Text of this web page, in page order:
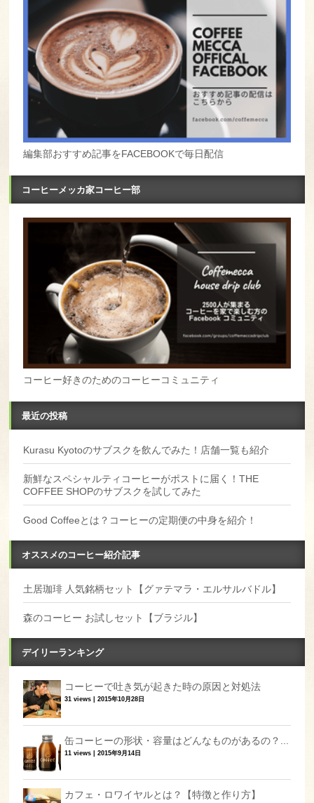
編集部おすすめ記事をFACEBOOKで毎日配信
コーヒーメッカ家コーヒー部
コーヒー好きのためのコーヒーコミュニティ
最近の投稿
Kurasu Kyotoのサブスクを飲んでみた！店舗一覧も紹介
新鮮なスペシャルティコーヒーがポストに届く！THE
COFFEE SHOPのサブスクを試してみた
Good Coffeeとは？コーヒーの定期便の中身を紹介！
オススメのコーヒー紹介記事
土居珈琲 人気銘柄セット【グァテマラ・エルサルバドル】
森のコーヒー お試しセット【ブラジル】
デイリーランキング
コーヒーで吐き気が起きた時の原因と対処法
31 views |2015年10月28日
缶コーヒーの形状・容量はどんなものがあるの？...
11 views |2015年9月14日
カフェ・ロワイヤルとは？【特徴と作り方】